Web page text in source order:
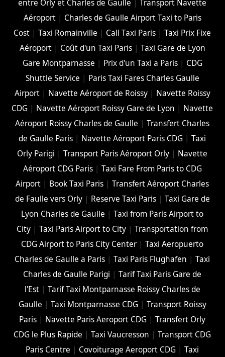
entre Orly et Charles de Gaulle |Transport Navette
Aéroport| Charles de Gaulle Airport Taxi to Paris
Cost |Taxi Romainville | Call Taxi Paris |Taxi Prix Fixe
Aéroport| Coût d'un Taxi Paris| Taxi Gare de Lyon
Gare Montparnasse | Prix d'un Taxi a Paris| CDG
Shuttle Service | Paris Taxi Fares Charles Gaulle
Airport| Navette Aéroport de Roissy| Navette Roissy
CDG | Navette Aéroport Roissy Gare de Lyon | Navette
Aéroport Roissy Charles de Gaulle |Transfert Charles
de Gaulle Paris | Navette Aéroport Paris CDG |Taxi
Orly Parigi |Transport Paris Aéroport Orly | Navette
Aéroport CDG Paris| Taxi Fare From Paris to CDG
Airport | Book Taxi Paris |Transfert Aéroport Charles
de Faulle vers Orly| Reserve Taxi Paris| Taxi Gare de
Lyon Charles de Gaulle |Taxi from Paris Airport to
City |Taxi Paris Airport to City |Transportation from
CDG Airport to Paris City Center |Taxi Aeropuerto
Charles de Gaulle a Paris |Taxi Paris Flughafen |Taxi
Charles de Gaulle Parigi |Tarif Taxi Paris Gare de
l'Est| Tarif Taxi Montparnasse Roissy Charles de
Gaulle | Taxi Montparnasse CDG | Transport Roissy
Paris | Navette Paris Aeroport CDG |Transfert Orly
CDG le Plus Rapide |Taxi Vaucresson |Transport CDG
Paris Centre | Covoiturage Aeroport CDG |Taxi